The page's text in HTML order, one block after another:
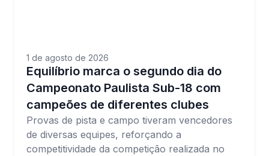
1 de agosto de 2026
Equilíbrio marca o segundo dia do
Campeonato Paulista Sub-18 com
campeões de diferentes clubes
Provas de pista e campo tiveram vencedores
de diversas equipes, reforçando a
competitividade da competição realizada no